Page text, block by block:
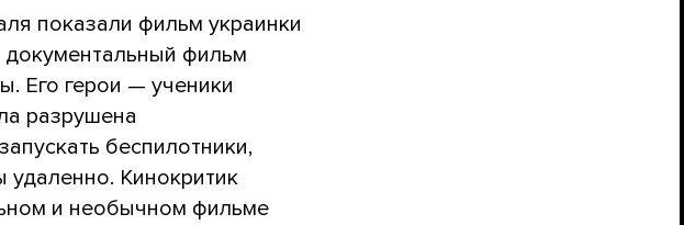
показали фильм украинки
фильм
Его герои — ученики
разрушена
беспилотники,
удаленно. Кинокритик
и необычном фильме